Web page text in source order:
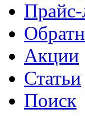
Прайс-
Акции
Статьи
Поиск